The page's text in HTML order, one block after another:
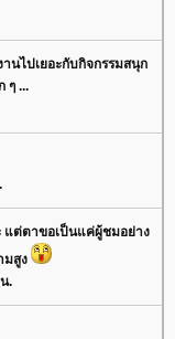
านไปเยอะกับกิจกรรมสนุก
ๆ ...
แต่ตาขอเป็นแค่ผู้ชมอย่าง
มสูง
.